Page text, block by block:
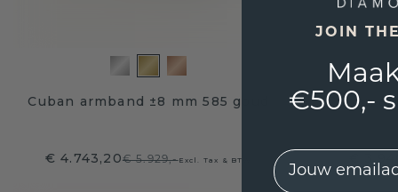
Cuban armband ±8 mm 585 goud
€ 4.743,20€ 5.929,-Excl. Tax & BTW
Cuban
JOIN
€500,-
EMail